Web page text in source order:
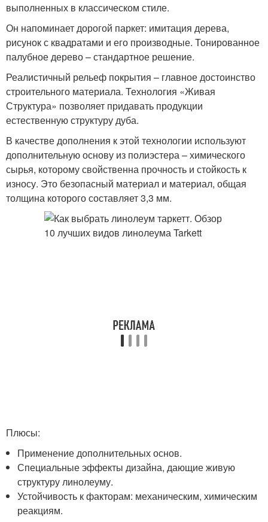
выполненных в классическом стиле.
Он напоминает дорогой паркет: имитация дерева,
рисунок с квадратами и его производные. Тонированное
палубное дерево – стандартное решение.
Реалистичный рельеф покрытия – главное достоинство
строительного материала. Технология «Живая
Структура» позволяет придавать продукции
естественную структуру дуба.
В качестве дополнения к этой технологии используют
дополнительную основу из полиэстера – химического
сырья, которому свойственна прочность и стойкость к
износу. Это безопасный материал и материал, общая
толщина которого составляет 3,3 мм.
Плюсы:
Применение дополнительных основ.
Специальные эффекты дизайна, дающие живую
структуру линолеуму.
Устойчивость к факторам: механическим, химическим
реакциям.